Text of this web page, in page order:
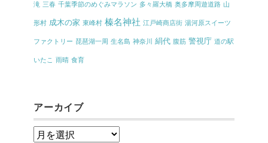
滝 三春 千葉季節のめぐみマラソン 多々羅大橋 奥多摩周遊道路 山
形村 成木の家 東峰村 榛名神社 江戸崎商店街 湯河原スイーツ
ファクトリー 琵琶湖一周 生名島 神奈川 絹代 腹筋 警視庁 道の駅
いたこ 雨晴 食育
アーカイブ
ア